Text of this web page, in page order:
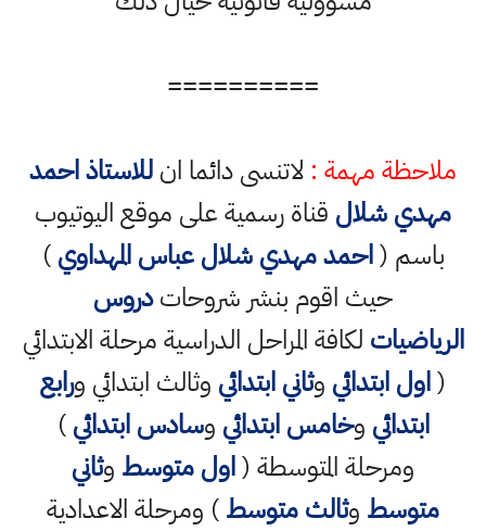
==========
ملاحظة مهمة : لاتنسى دائما انللاستاذ احمد
مهدي شلال قناة رسمية على موقع اليوتيوب
باسم (احمد مهدي شلال عباس المهداوي)
حيث اقوم بنشر شروحاتدروس
الرياضيات لكافة المراحل الدراسية مرحلة الابتدائي
(اول ابتدائي وثاني ابتدائي وثالث ابتدائي ورابع
ابتدائي وخامس ابتدائي وسادس ابتدائي)
ومرحلة المتوسطة (اول متوسط وثاني
متوسط وثالث متوسط) ومرحلة الاعدادية